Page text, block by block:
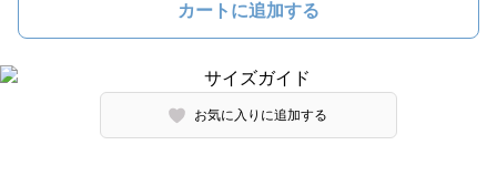
カートに追加する
お気に入りに追加する